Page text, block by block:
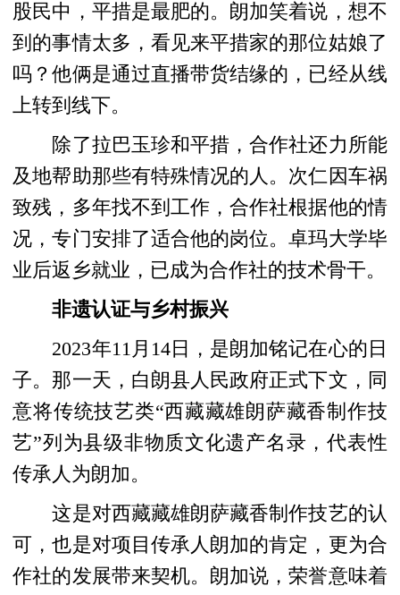
股民中，平措是最肥的。朗加笑着说，想不
到的事情太多，看见来平措家的那位姑娘了
吗？他俩是通过直播带货结缘的，已经从线
上转到线下。
除了拉巴玉珍和平措，合作社还力所能
及地帮助那些有特殊情况的人。次仁因车祸
致残，多年找不到工作，合作社根据他的情
况，专门安排了适合他的岗位。卓玛大学毕
业后返乡就业，已成为合作社的技术骨干。
非遗认证与乡村振兴
2023年11月14日，是朗加铭记在心的日
子。那一天，白朗县人民政府正式下文，同
意将传统技艺类“西藏藏雄朗萨藏香制作技
艺”列为县级非物质文化遗产名录，代表性
传承人为朗加。
这是对西藏藏雄朗萨藏香制作技艺的认
可，也是对项目传承人朗加的肯定，更为合
作社的发展带来契机。朗加说，荣誉意味着